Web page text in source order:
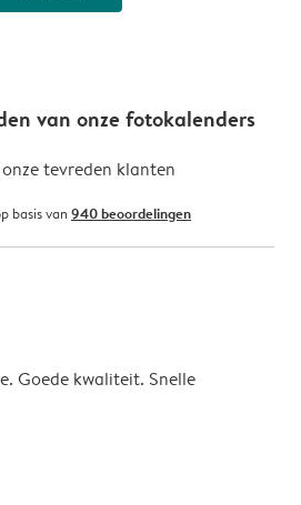
van onze fotokalenders
tevreden klanten
basis van 940 beoordelingen
Goede kwaliteit. Snelle